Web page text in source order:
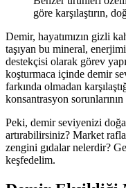
göre karşılaştırın,
Demir, hayatımızın gizli
taşıyan bu mineral,
destekçisi olarak görev
koşturmaca içinde demir
farkında olmadan
konsantrasyon
Peki, demir seviyenizi
artırabilirsiniz? Market
zengini gıdalar nelerdir?
keşfedelim.